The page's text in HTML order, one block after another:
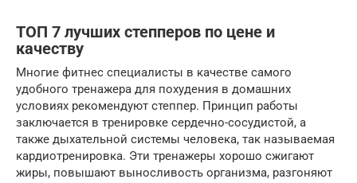
ТОП 7 лучших степперов по цене и
качеству
Многие фитнес специалисты в качестве самого
удобного тренажера для похудения в домашних
условиях рекомендуют степпер. Принцип работы
заключается в тренировке сердечно-сосудистой, а
также дыхательной системы человека, так называемая
кардиотренировка. Эти тренажеры хорошо сжигают
жиры, повышают выносливость организма, разгоняют